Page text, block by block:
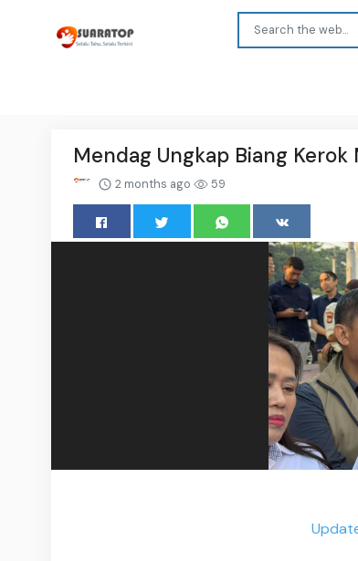
Mendag Ungkap Biang
2 months ago 59